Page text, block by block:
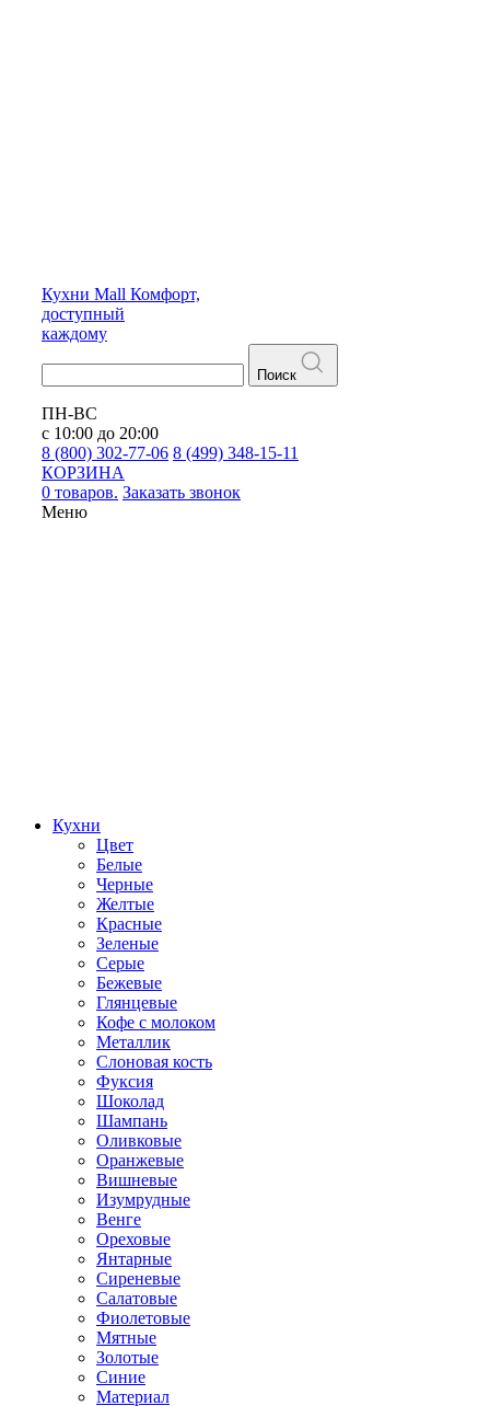
Кухни Mall Комфорт,
доступный
каждому
Поиск
ПН-ВС
с 10:00 до 20:00
8 (800) 302-77-06 8 (499) 348-15-11
КОРЗИНА
0 товаров. Заказать звонок
Меню
Кухни
Цвет
Белые
Черные
Желтые
Красные
Зеленые
Серые
Бежевые
Глянцевые
Кофе с молоком
Металлик
Слоновая кость
Фуксия
Шоколад
Шампань
Оливковые
Оранжевые
Вишневые
Изумрудные
Венге
Ореховые
Янтарные
Сиреневые
Салатовые
Фиолетовые
Мятные
Золотые
Синие
Материал